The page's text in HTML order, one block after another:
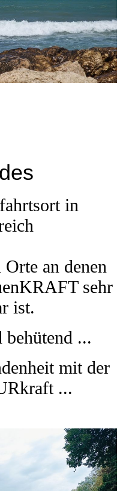
in
an denen
sehr
ist.
behütend ...
mit der
...